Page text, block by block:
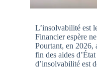
L’insolvabilité est
Financier espère
Pourtant, en 2026,
fin des aides
d’insolvabilité est